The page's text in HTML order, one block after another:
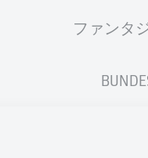
ファンタ
統計 シ